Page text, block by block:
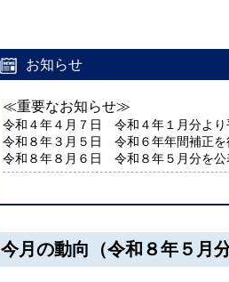
お知らせ
≪重要なお知らせ≫
令和４年４月７日 令和４年１月分より
令和８年３月５日 令和６年年間補正を
令和８年８月６日 令和８年５月分を公
今月の動向（令和８年５月分